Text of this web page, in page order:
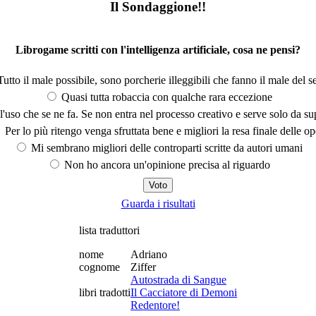
Il Sondaggione!!
Librogame scritti con l'intelligenza artificiale, cosa ne pensi?
il male possibile, sono porcherie illeggibili che fanno il male del
Quasi tutta robaccia con qualche rara eccezione
che se ne fa. Se non entra nel processo creativo e serve solo da
Per lo più ritengo venga sfruttata bene e migliori la resa finale delle
Mi sembrano migliori delle controparti scritte da autori umani
Non ho ancora un'opinione precisa al riguardo
Guarda i risultati
lista traduttori
nome
Adriano
cognome
Ziffer
libri tradotti
Autostrada di Sangue
Il Cacciatore di Demoni
Redentore!